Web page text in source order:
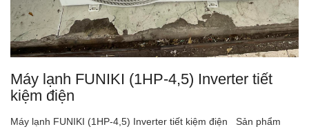
Máy lạnh FUNIKI (1HP-4,5) Inverter tiết
kiệm điện
Máy lạnh FUNIKI (1HP-4,5) Inverter tiết kiệm điện Sản phẩm